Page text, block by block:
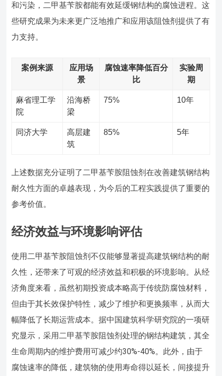
和污染，二甲基苄胺都能有效延缓钢结构的腐蚀进程。这
些研究成果为未来更广泛地推广和应用该阻蚀剂提供了有
力支持。
案例来源
应用场
景
腐蚀速率降低百分
比
实验周
期
麻省理工学
院
沿海桥
梁
75% 10年
同济大学
高层建
筑
85% 5年
上述数据充分证明了二甲基苄胺阻蚀剂在改善建筑钢结构
耐久性方面的卓越表现，为今后的工程实践提供了重要的
参考价值。
经济效益与环境影响评估
使用二甲基苄胺阻蚀剂不仅能够显著提高建筑钢结构的耐
久性，还带来了可观的经济效益和积极的环境影响。从经
济角度来看，虽然初期投资成本略高于传统防腐蚀材料，
但由于其长效保护特性，减少了维护和更换频率，从而大
幅降低了长期运营成本。据中国建筑科学研究院的一项研
究显示，采用二甲基苄胺阻蚀剂处理的钢结构建筑，其全
生命周期内的维护费用可减少约30%-40%。此外，由于
腐蚀速率的降低，建筑物的使用寿命得以延长，间接提升